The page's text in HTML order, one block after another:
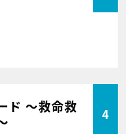
ド ～救命救
4